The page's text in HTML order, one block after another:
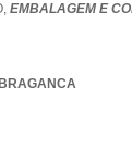
EMBALAGEM E
BRAGANCA